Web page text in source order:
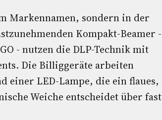
Markennamen, sondern in der
Kompakt-Beamer -
- nutzen die DLP-Technik mit
Die Billiggeräte arbeiten
einer LED-Lampe, die ein flaues,
Weiche entscheidet über fast